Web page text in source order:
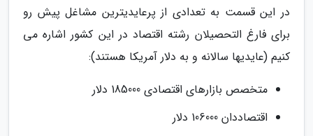
در این قسمت به تعدادی از پرعایدیترین مشاغل پیش رو
برای فارغ التحصیلان رشته اقتصاد در این کشور اشاره می
کنیم (عایدیها سالانه و به دلار آمریکا هستند):
متخصص بازارهای اقتصادی 185000 دلار
اقتصاددان 106000 دلار